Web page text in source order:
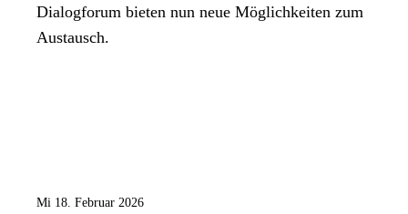
Dialogforum bieten nun neue Möglichkeiten zum
Austausch.
Mi 18. Februar 2026